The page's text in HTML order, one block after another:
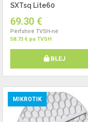
SXTsq Lite60
69.30 €
Përfshirë TVSH-në
58.73 € pa TVSH
BLEJ
MIKROTIK